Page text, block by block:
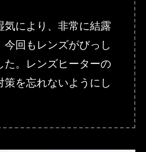
気により、非常に結露
今回もレンズがびっし
た。レンズヒーターの
を忘れないようにし